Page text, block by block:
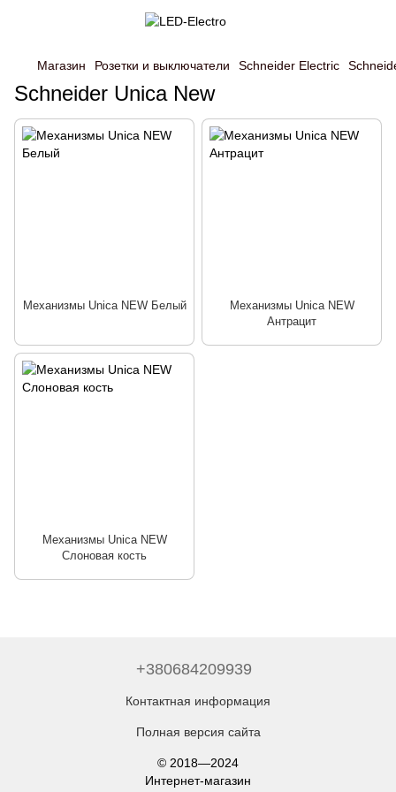
Магазин Розетки и выключатели Schneider Electric
Schneider Unica New
Механизмы Unica NEW Белый
Механизмы Unica NEW
Антрацит
Механизмы Unica NEW
Слоновая кость
+380684209939
Контактная информация
Полная версия сайта
© 2018—2024
Интернет-магазин